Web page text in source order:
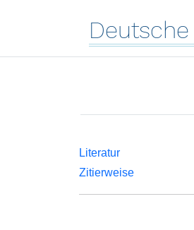
Deutsche
Literatur
Zitierweise